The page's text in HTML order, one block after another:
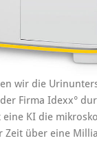
wir die
Firma Idexx°
KI die
Zeit über eine